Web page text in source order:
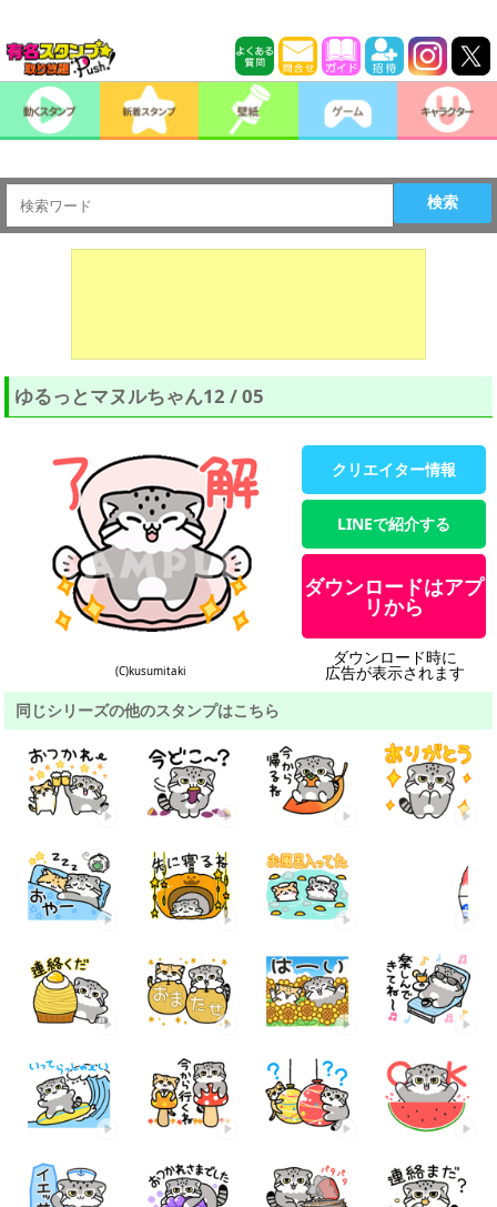
検索
ゆるっとマヌルちゃん12 / 05
(C)kusumitaki
クリエイター情報
LINEで紹介する
ダウンロードはアプ
リから
ダウンロード時に
広告が表示されます
同じシリーズの他のスタンプはこちら